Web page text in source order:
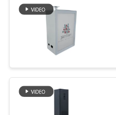
Diffusore
fragranze